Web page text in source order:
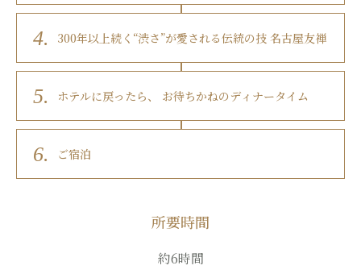
4. 300年以上続く“渋さ”が愛される伝統の技 名古屋友禅
5. ホテルに戻ったら、 お待ちかねのディナータイム
6. ご宿泊
所要時間
約6時間